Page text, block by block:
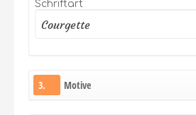
Schriftart
Courgette
3. Motive